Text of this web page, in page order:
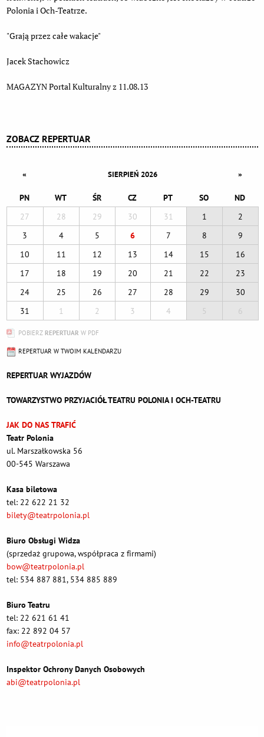
ZOBACZ REPERTUAR
« SIERPIEŃ 2026 »
PN WT ŚR CZ PT SO
ND
27
28 29 30 31 1
2
3
4 5 6 7 8
9
10
11 12 13 14 15
16
17
18 19 20 21 22
23
24
25 26 27 28 29
30
31
1 2 3 4 5 6
POBIERZ REPERTUAR W PDF
REPERTUAR W TWOIM KALENDARZU
REPERTUAR WYJAZDÓW
TOWARZYSTWO PRZYJACIÓŁ TEATRU POLONIA I OCH-TEATRU
JAK DO NAS TRAFIĆ
Teatr Polonia
ul. Marszałkowska 56
00-545 Warszawa
Kasa biletowa
tel: 22 622 21 32
bilety@teatrpolonia.pl
Biuro Obsługi Widza
(sprzedaż grupowa, współpraca z firmami)
bow@teatrpolonia.pl
tel: 534 887 881, 534 885 889
Biuro Teatru
tel: 22 621 61 41
fax: 22 892 04 57
info@teatrpolonia.pl
Inspektor Ochrony Danych Osobowych
abi@teatrpolonia.pl
Polonia i Och-Teatrze.
"Grają przez całe wakacje"
Jacek Stachowicz
MAGAZYN Portal Kulturalny z 11.08.13